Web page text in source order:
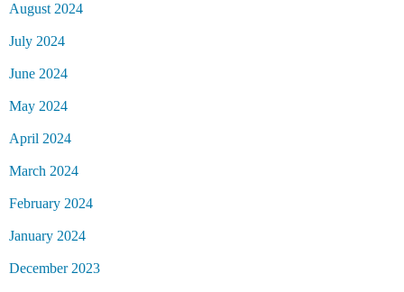
August 2024
July 2024
June 2024
May 2024
April 2024
March 2024
February 2024
January 2024
December 2023